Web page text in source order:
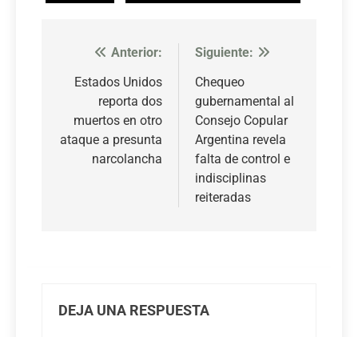
Navegación
de
entradas
Anterior:
Estados Unidos
reporta dos
muertos en otro
ataque a presunta
narcolancha
Siguiente:
Chequeo
gubernamental al
Consejo Copular
Argentina revela
falta de control e
indisciplinas
reiteradas
DEJA UNA RESPUESTA